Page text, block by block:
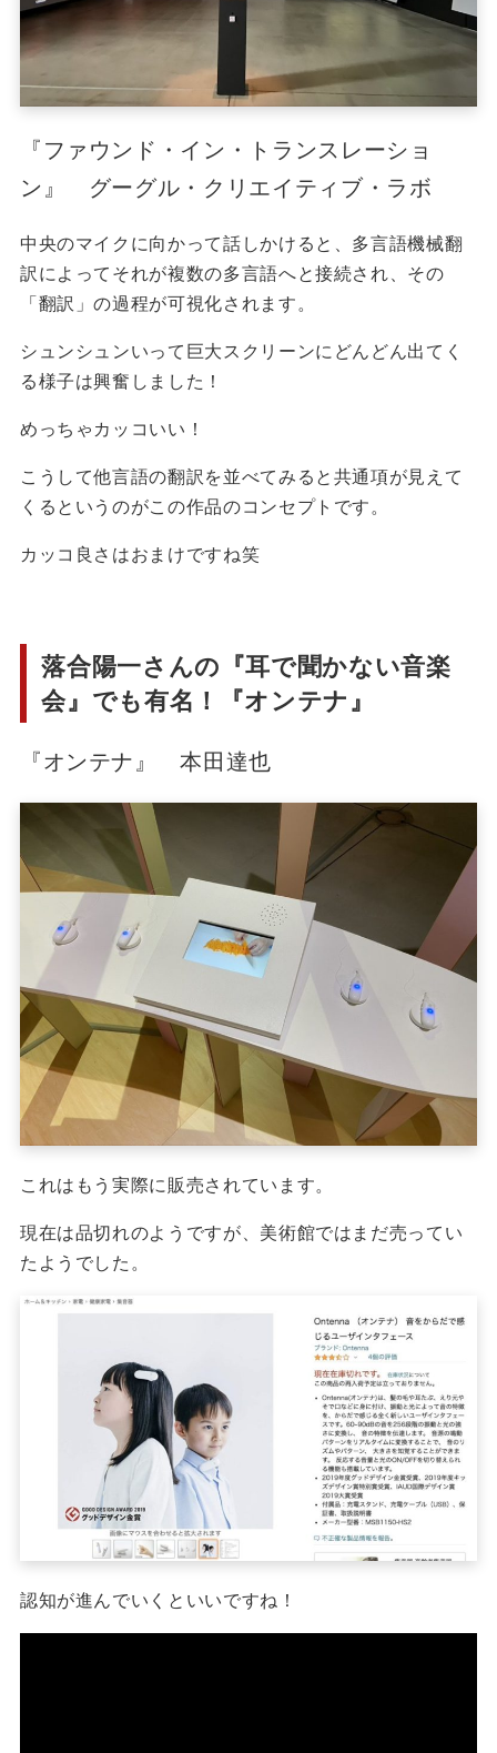
『ファウンド・イン・トランスレーショ
ン』 グーグル・クリエイティブ・ラボ
中央のマイクに向かって話しかけると、多言語機械翻
訳によってそれが複数の多言語へと接続され、その
「翻訳」の過程が可視化されます。
シュンシュンいって巨大スクリーンにどんどん出てく
る様子は興奮しました！
めっちゃカッコいい！
こうして他言語の翻訳を並べてみると共通項が見えて
くるというのがこの作品のコンセプトです。
カッコ良さはおまけですね笑
落合陽一さんの『耳で聞かない音楽
会』でも有名！『オンテナ』
『オンテナ』 本田達也
これはもう実際に販売されています。
現在は品切れのようですが、美術館ではまだ売ってい
たようでした。
認知が進んでいくといいですね！